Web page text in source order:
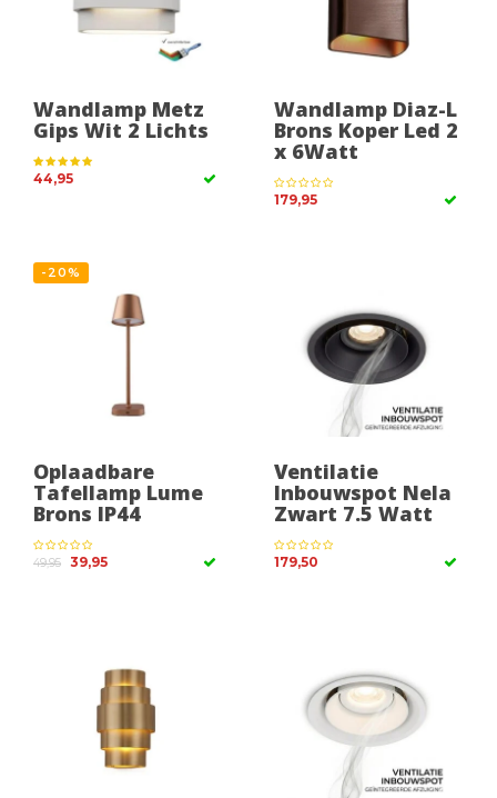
Wandlamp Metz
Gips Wit 2 Lichts
44,95
Wandlamp Diaz-L
Brons Koper Led 2
x 6Watt
179,95
-20%
Oplaadbare
Tafellamp Lume
Brons IP44
49,95 39,95
Ventilatie
Inbouwspot Nela
Zwart 7.5 Watt
179,50